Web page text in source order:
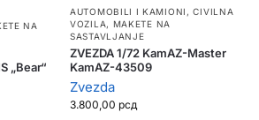
NA
„Bear“
AUTOMOBILI I KAMIONI ,CIVILNA
VOZILA, MAKETE NA
SASTAVLJANJE
ZVEZDA 1/72 KamAZ-Master
KamAZ-43509
Zvezda
3.800,00 рсд